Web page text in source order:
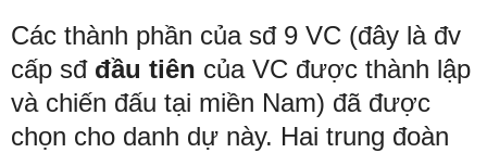
Các thành phần của sđ 9 VC (đây là đv
cấp sđ đầu tiên của VC được thành lập
và chiến đấu tại miền Nam) đã được
chọn cho danh dự này. Hai trung đoàn